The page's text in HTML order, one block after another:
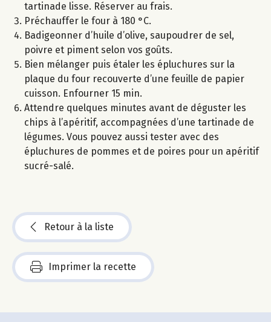
tartinade lisse. Réserver au frais.
Préchauffer le four à 180 °C.
Badigeonner d’huile d’olive, saupoudrer de sel,
poivre et piment selon vos goûts.
Bien mélanger puis étaler les épluchures sur la
plaque du four recouverte d’une feuille de papier
cuisson. Enfourner 15 min.
Attendre quelques minutes avant de déguster les
chips à l’apéritif, accompagnées d’une tartinade de
légumes. Vous pouvez aussi tester avec des
épluchures de pommes et de poires pour un apéritif
sucré-salé.
Retour à la liste
Imprimer la recette